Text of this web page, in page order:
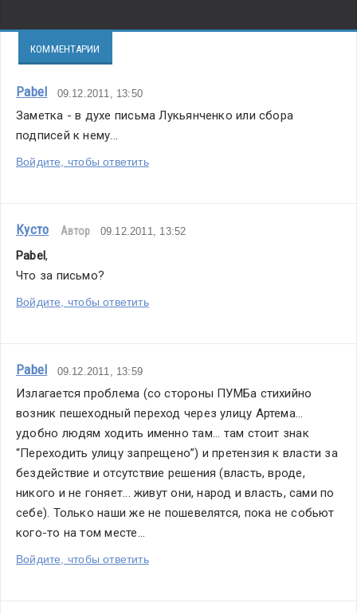
КОММЕНТАРИИ
Pabel 09.12.2011, 13:50
Заметка - в духе письма Лукьянченко или сбора
подписей к нему...
Войдите, чтобы ответить
Кусто Автор 09.12.2011, 13:52
Pabel,
Что за письмо?
Войдите, чтобы ответить
Pabel 09.12.2011, 13:59
Излагается проблема (со стороны ПУМБа стихийно
возник пешеходный переход через улицу Артема...
удобно людям ходить именно там... там стоит знак
“Переходить улицу запрещено”) и претензия к власти за
бездействие и отсутствие решения (власть, вроде,
никого и не гоняет... живут они, народ и власть, сами по
себе). Только наши же не пошевелятся, пока не собьют
кого-то на том месте...
Войдите, чтобы ответить